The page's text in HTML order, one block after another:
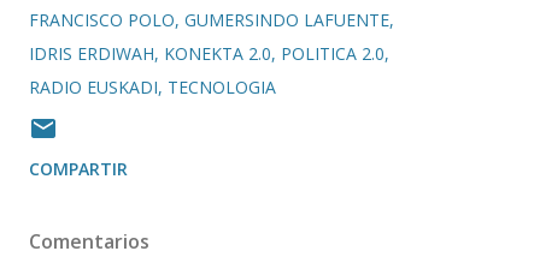
FRANCISCO POLO GUMERSINDO LAFUENTE
IDRIS ERDIWAH KONEKTA 2.0 POLITICA 2.0
RADIO EUSKADI TECNOLOGIA
COMPARTIR
Comentarios